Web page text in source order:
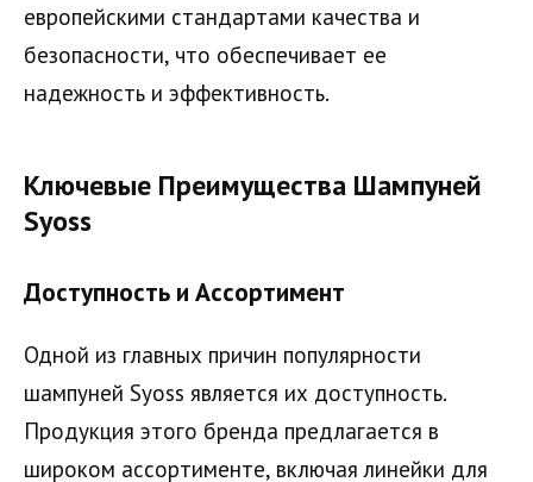
европейскими стандартами качества и
безопасности, что обеспечивает ее
надежность и эффективность.
Ключевые Преимущества Шампуней
Syoss
Доступность и Ассортимент
Одной из главных причин популярности
шампуней Syoss является их доступность.
Продукция этого бренда предлагается в
широком ассортименте, включая линейки для